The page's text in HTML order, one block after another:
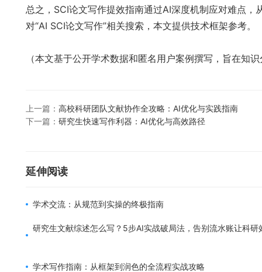
总之，SCI论文写作提效指南通过AI深度机制应对难点
对“AI SCI论文写作”相关搜索，本文提供技术框架参考。
（本文基于公开学术数据和匿名用户案例撰写，旨在知
上一篇： 高校科研团队文献协作全攻略：AI优化与实践指南
下一篇： 研究生快速写作利器：AI优化与高效路径
延伸阅读
学术交流：从规范到实操的终极指南
研究生文献综述怎么写？5步AI实战破局法，告别流水账让科研
学术写作指南：从框架到润色的全流程实战攻略